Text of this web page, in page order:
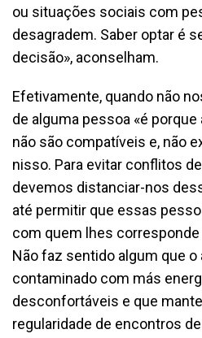
ou situações sociais com
desagradem. Saber optar é
decisão», aconselham.
Efetivamente, quando não
de alguma pessoa «é
não são compatíveis e, não
nisso. Para evitar conflitos
devemos distanciar-nos
até permitir que essas
com quem lhes
Não faz sentido algum que
contaminado com más
desconfortáveis e que
regularidade de encontros